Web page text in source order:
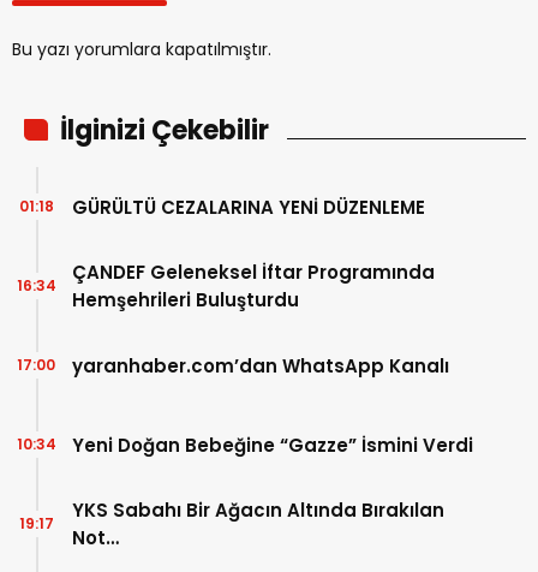
Bu yazı yorumlara kapatılmıştır.
İlginizi Çekebilir
GÜRÜLTÜ CEZALARINA YENİ DÜZENLEME
01:18
ÇANDEF Geleneksel İftar Programında
Hemşehrileri Buluşturdu
16:34
yaranhaber.com’dan WhatsApp Kanalı
17:00
Yeni Doğan Bebeğine “Gazze” İsmini Verdi
10:34
YKS Sabahı Bir Ağacın Altında Bırakılan
Not…
19:17